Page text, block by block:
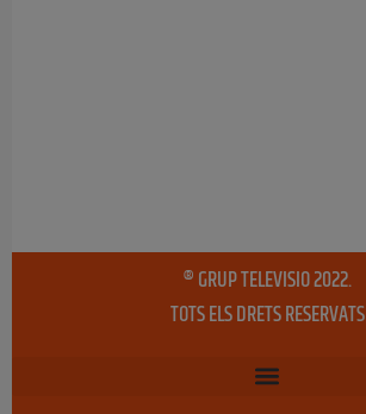
® GRUP TELEVISIO 2022.
TOTS ELS DRETS RESERVATS